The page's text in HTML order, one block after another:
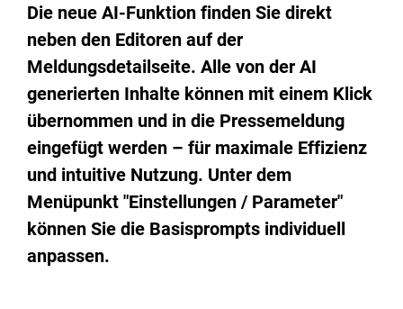
Die neue AI-Funktion finden Sie direkt
neben den Editoren auf der
Meldungsdetailseite. Alle von der AI
generierten Inhalte können mit einem Klick
übernommen und in die Pressemeldung
eingefügt werden – für maximale Effizienz
und intuitive Nutzung. Unter dem
Menüpunkt "Einstellungen / Parameter"
können Sie die Basisprompts individuell
anpassen.